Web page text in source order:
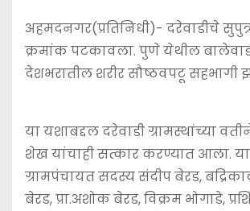
b
o
o
A
p
p
e
n
g
अहमदनगर(प्रतिनिधी)- दरेवाडीचे
क्रमांक पटकावला. पुणे येथील
देशभरातील शरीर सौष्ठवपटू सहभागी
या यशाबद्दल दरेवाडी ग्रामस्थांच्या
शेख यांचाही सत्कार करण्यात आला.
ग्रामपंचायत सदस्य संदीप बेरड,
बेरड, प्रा.अशोक बेरड, विक्रम भोगाडे,